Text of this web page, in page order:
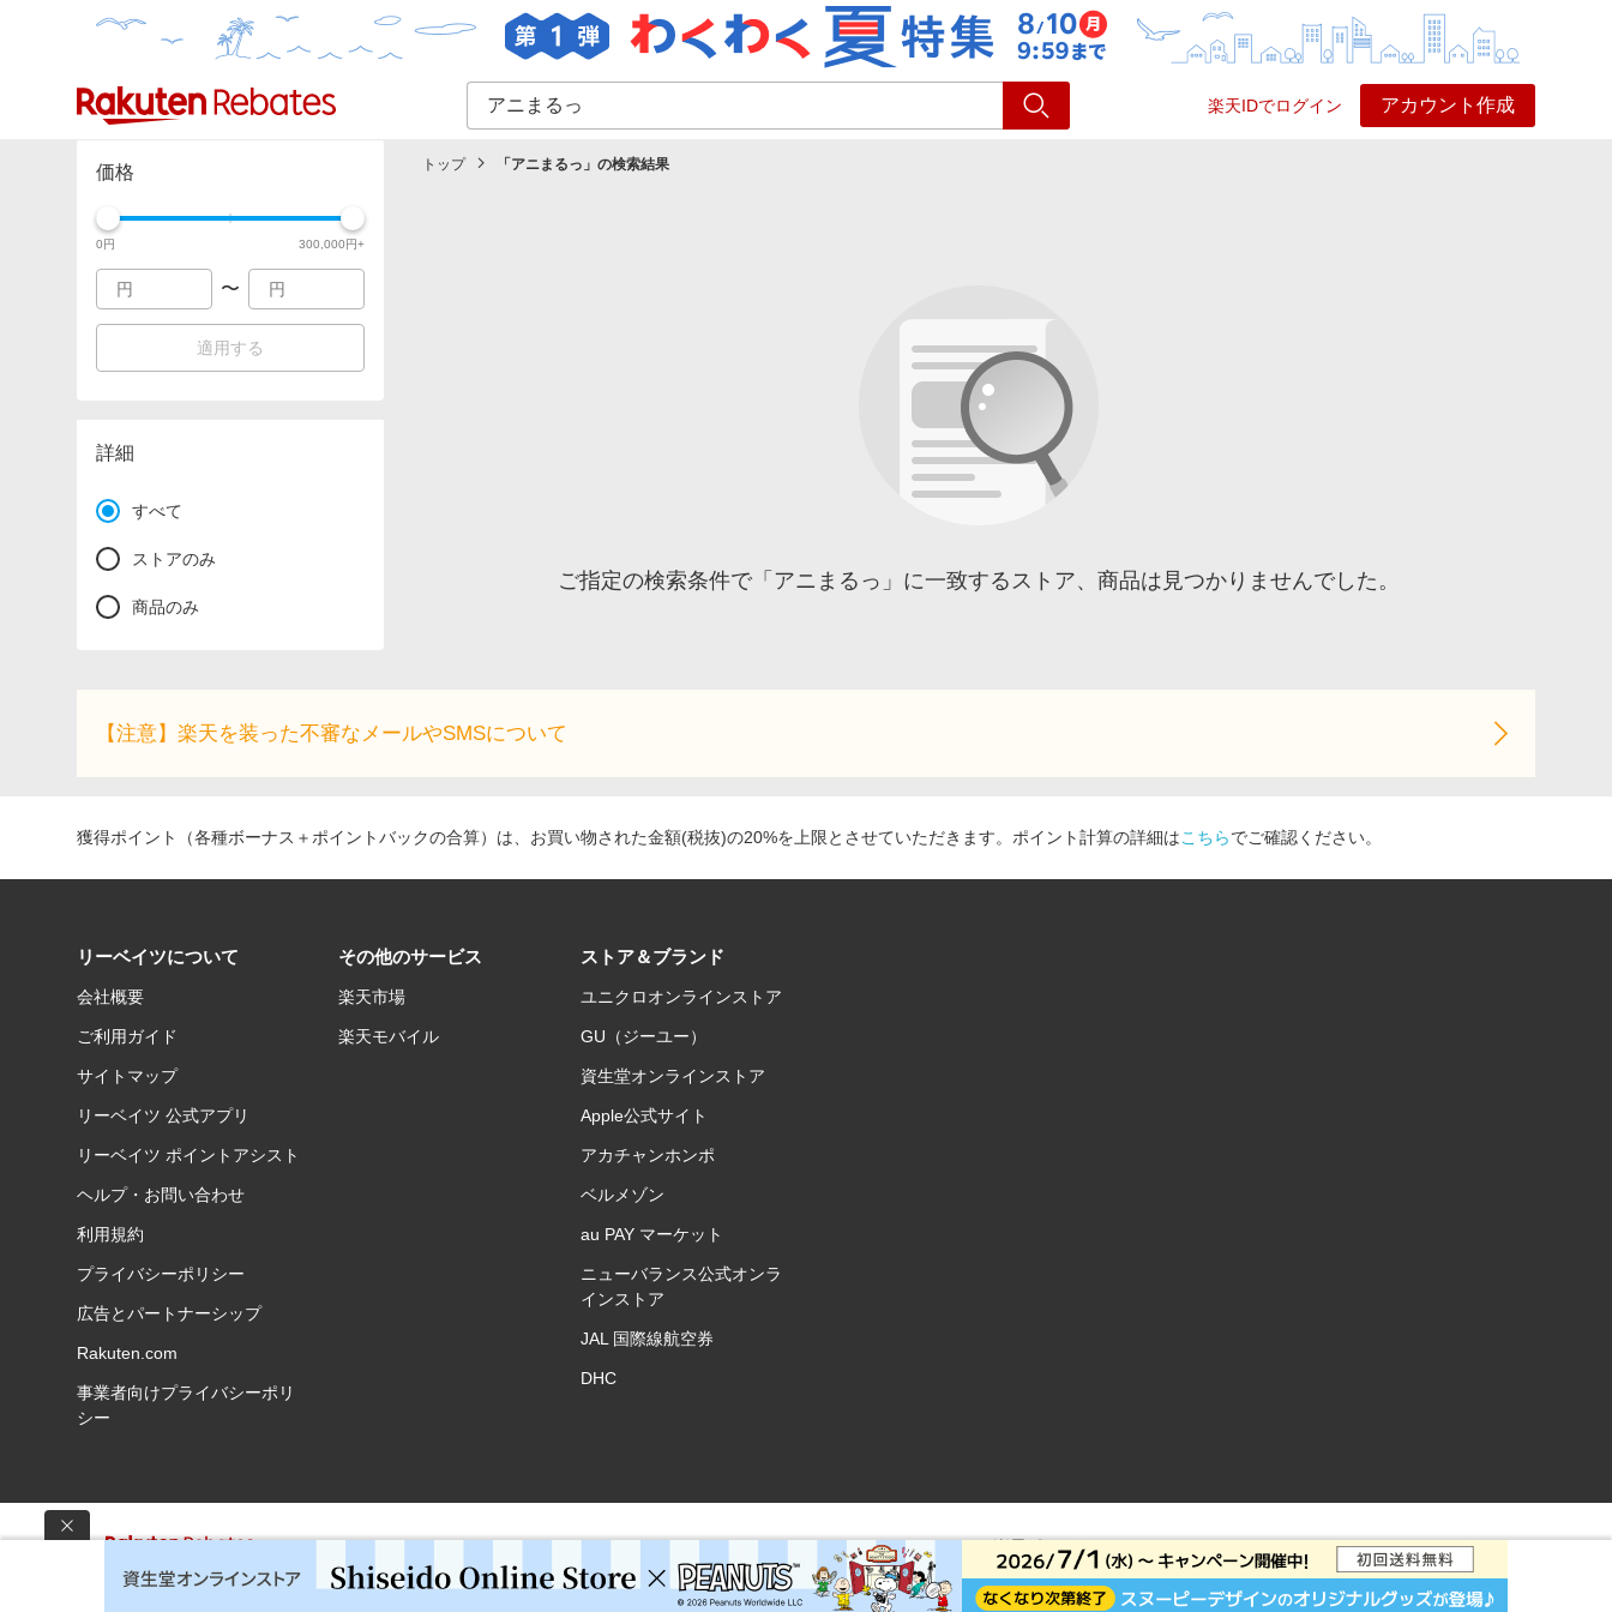
楽天IDでログイン アカウント作成
カテゴリー一覧 イベント一覧 ショッピング
価格
0円 300,000円+
〜
適用する
詳細
すべて
ストアのみ
商品のみ
トップ 「 アニまるっ 」の検索結果
ご指定の検索条件で「アニまるっ」に一致するストア、商品は見つかりませんでした。
【注意】楽天を装った不審なメールやSMSについて
獲得ポイント（各種ボーナス＋ポイントバックの合算）は、お買い物された金額(税抜)の20%を上限とさせていただきます。ポイント計算の詳細はこちらでご確認ください。
リーベイツについて
会社概要
ご利用ガイド
サイトマップ
リーベイツ 公式アプリ
リーベイツ ポイントアシスト
ヘルプ・お問い合わせ
利用規約
プライバシーポリシー
広告とパートナーシップ
Rakuten.com
事業者向けプライバシーポリ
シー
その他のサービス
楽天市場
楽天モバイル
ストア＆ブランド
ユニクロオンラインストア
GU（ジーユー）
資生堂オンラインストア
Apple公式サイト
アカチャンホンポ
ベルメゾン
au PAY マーケット
ニューバランス公式オンラ
インストア
JAL 国際線航空券
DHC
楽天ポイントサイト © Rakuten Group, Inc.